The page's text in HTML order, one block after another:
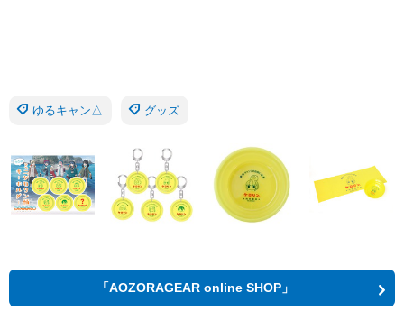
ゆるキャン△ グッズ
「AOZORAGEAR online SHOP」